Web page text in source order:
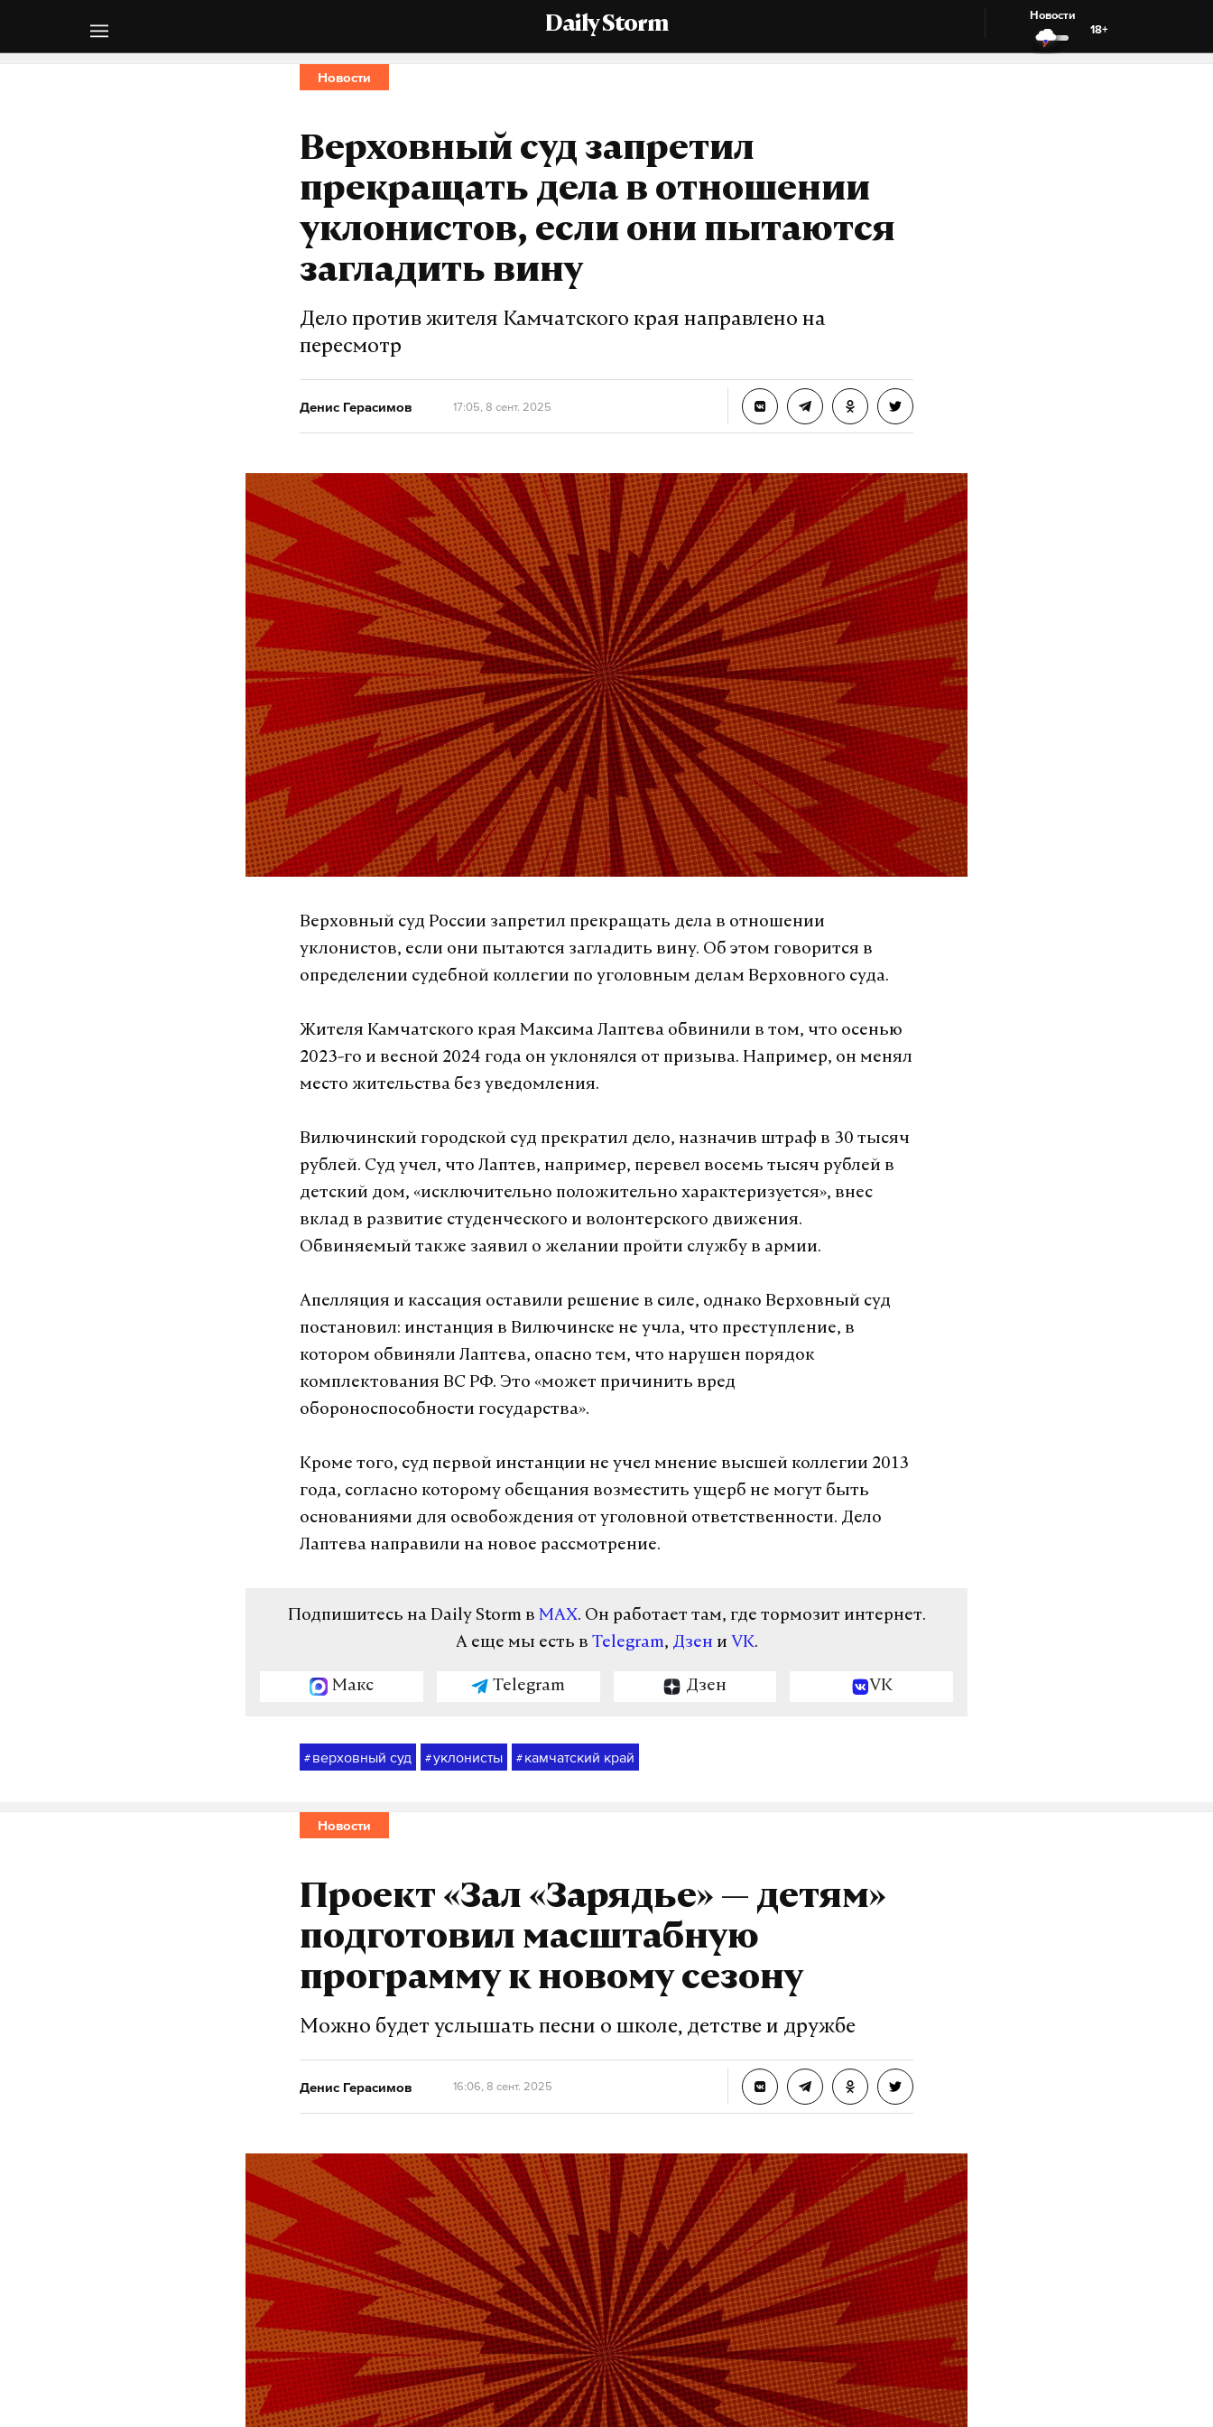
Daily Storm
Новости
18+
Новости
Верховный суд запретил
прекращать дела в отношении
уклонистов, если они пытаются
загладить вину
Дело против жителя Камчатского края направлено на
пересмотр
Денис Герасимов 17:05, 8 сент. 2025
Верховный суд России запретил прекращать дела в отношении
уклонистов, если они пытаются загладить вину. Об этом говорится в
определении судебной коллегии по уголовным делам Верховного суда.
Жителя Камчатского края Максима Лаптева обвинили в том, что осенью
2023-го и весной 2024 года он уклонялся от призыва. Например, он менял
место жительства без уведомления.
Вилючинский городской суд прекратил дело, назначив штраф в 30 тысяч
рублей. Суд учел, что Лаптев, например, перевел восемь тысяч рублей в
детский дом, «исключительно положительно характеризуется», внес
вклад в развитие студенческого и волонтерского движения.
Обвиняемый также заявил о желании пройти службу в армии.
Апелляция и кассация оставили решение в силе, однако Верховный суд
постановил: инстанция в Вилючинске не учла, что преступление, в
котором обвиняли Лаптева, опасно тем, что нарушен порядок
комплектования ВС РФ. Это «может причинить вред
обороноспособности государства».
Кроме того, суд первой инстанции не учел мнение высшей коллегии 2013
года, согласно которому обещания возместить ущерб не могут быть
основаниями для освобождения от уголовной ответственности. Дело
Лаптева направили на новое рассмотрение.
Подпишитесь на Daily Storm в MAX. Он работает там, где тормозит интернет.
А еще мы есть в Telegram, Дзен и VK.
Макс Telegram Дзен VK
# верховный суд #уклонисты # камчатский край
Новости
Проект «Зал «Зарядье» — детям»
подготовил масштабную
программу к новому сезону
Можно будет услышать песни о школе, детстве и дружбе
Денис Герасимов 16:06, 8 сент. 2025